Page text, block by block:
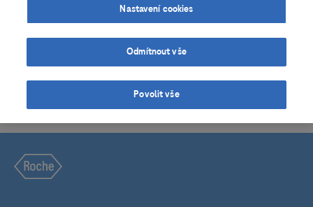
Nastavení cookies
Odmítnout vše
Povolit vše